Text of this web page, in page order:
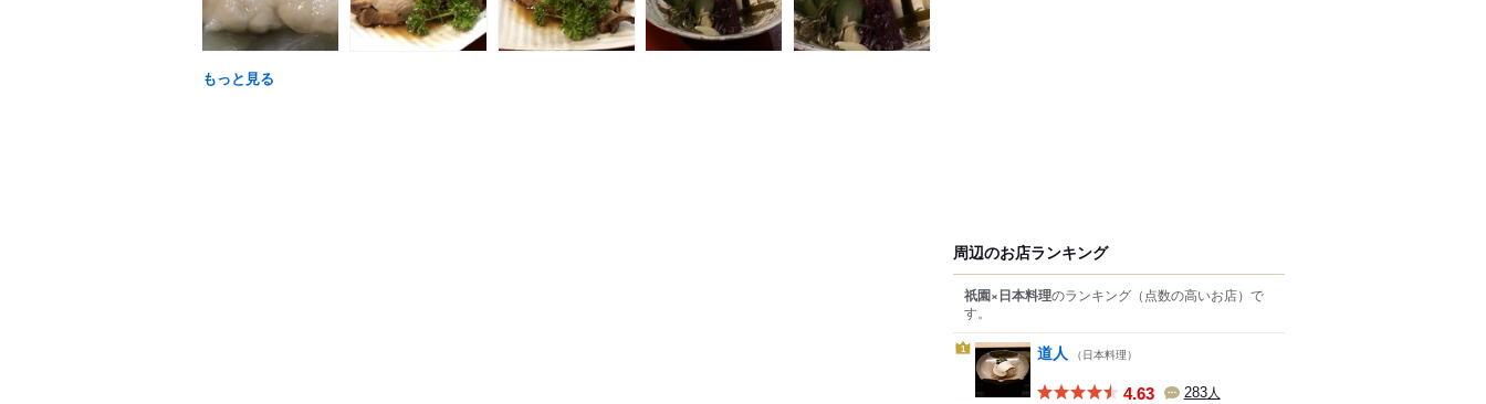
もっと見る
周辺のお店ランキング
祇園×日本料理のランキング （点数の高いお店） で
す。
1 道人 （日本料理）
4.63 283人